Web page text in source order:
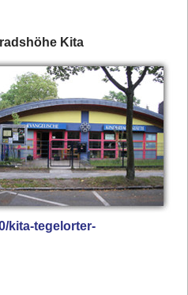
Kita
kita-tegelorter-